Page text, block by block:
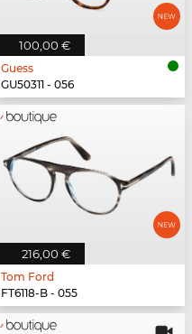
100,00 €
Guess
GU50311 - 056
216,00 €
Tom Ford
FT6118-B - 055